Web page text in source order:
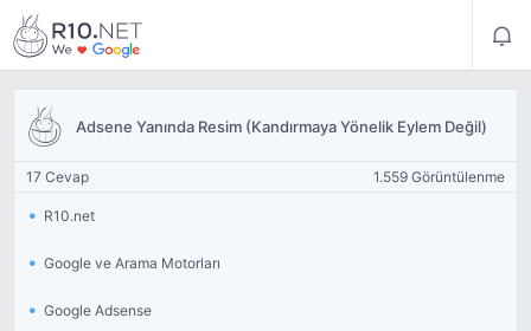
Adsene Yanında Resim (Kandırmaya Yönelik Eylem Değil)
17 Cevap 1.559 Görüntülenme
R10.net
Google ve Arama Motorları
Google Adsense